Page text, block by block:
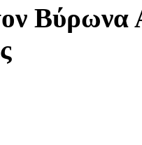
Βύρωνα